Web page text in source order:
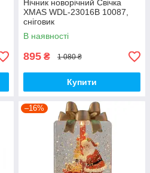
Нічник новорічний Свічка
XMAS WDL-23016B 10087,
сніговик
В наявності
895 ₴ 1 080 ₴
Купити
–16%